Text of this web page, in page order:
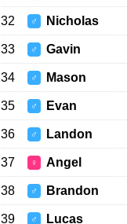
32 ♂ Nicholas
33 ♂ Gavin
34 ♂ Mason
35 ♂ Evan
36 ♂ Landon
37 ♀ Angel
38 ♂ Brandon
39 ♂ Lucas